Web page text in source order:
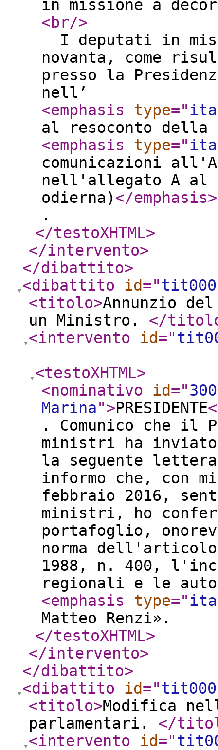
in missione a
<br/>
I deputati in
novanta, come
presso la
nell’
<emphasis
type="
al resoconto della
<emphasis
type="
comunicazioni
nell'allegato A al
odierna)</emphasis>
.
</testoXHTML>
</intervento>
</dibattito>
<dibattito
id="
<titolo>Annunzio
un Ministro. </
<intervento
id="
<testoXHTML>
<nominativo
id="
Marina">PRESIDENTE
. Comunico che il
ministri ha
la seguente
informo che, con
febbraio 2016,
ministri, ho
portafoglio,
norma
1988, n. 400,
regionali e le
<emphasis
type="
Matteo Renzi».
</testoXHTML>
</intervento>
</dibattito>
<dibattito
id="
<titolo>Modifica
parlamentari. </
<intervento
id="